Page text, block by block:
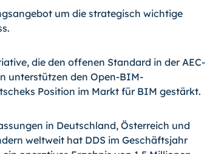
um die strategisch wich­tige
die den offenen Standard in der AEC-
unterstützen den Open-BIM-
Position im Markt für BIM gestärkt.
in Deutschland, Öster­reich und
weltweit hat DDS im Geschäftsjahr